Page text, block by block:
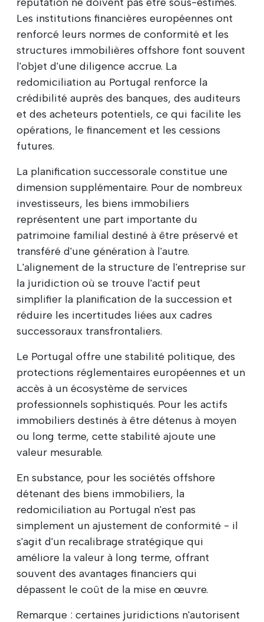
Les institutions financières européennes ont
renforcé leurs normes de conformité et les
structures immobilières offshore font souvent
l'objet d'une diligence accrue. La
redomiciliation au Portugal renforce la
crédibilité auprès des banques, des auditeurs
et des acheteurs potentiels, ce qui facilite les
opérations, le financement et les cessions
futures.
La planification successorale constitue une
dimension supplémentaire. Pour de nombreux
investisseurs, les biens immobiliers
représentent une part importante du
patrimoine familial destiné à être préservé et
transféré d'une génération à l'autre.
L'alignement de la structure de l'entreprise sur
la juridiction où se trouve l'actif peut
simplifier la planification de la succession et
réduire les incertitudes liées aux cadres
successoraux transfrontaliers.
Le Portugal offre une stabilité politique, des
protections réglementaires européennes et un
accès à un écosystème de services
professionnels sophistiqués. Pour les actifs
immobiliers destinés à être détenus à moyen
ou long terme, cette stabilité ajoute une
valeur mesurable.
En substance, pour les sociétés offshore
détenant des biens immobiliers, la
redomiciliation au Portugal n'est pas
simplement un ajustement de conformité - il
s'agit d'un recalibrage stratégique qui
améliore la valeur à long terme, offrant
souvent des avantages financiers qui
dépassent le coût de la mise en œuvre.
Remarque : certaines juridictions n'autorisent